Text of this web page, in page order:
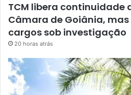
TCM libera continuidade
Câmara de Goiânia,
cargos sob investigação
20 horas atrás